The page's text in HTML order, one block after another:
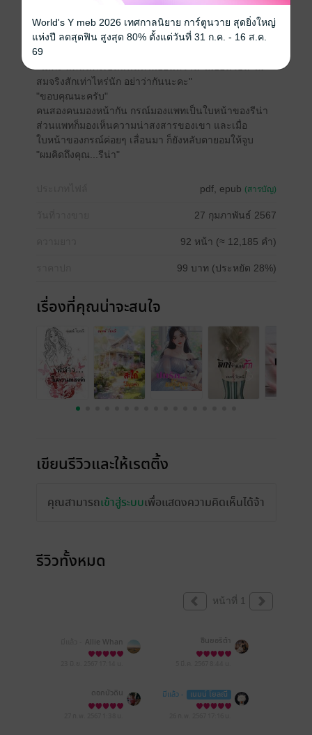
ช่วยผมสักครั้งได้ไหม ผมอยากหลุดพ้นจากความรู้สึกนี้สัก
ที..."
อาจเป็นเพราะน้ำตาที่ไหลออกมา ทำให้ภีรนีย์ต้องมาอ่อน
ไหวตาม เจ็บตามเขาไปด้วย จึงพยักหน้า แบ่งรักแบ่งสู้
สมจริงสักเท่าไหร่นัก อย่าว่ากันนะคะ"
"ขอบคุณนะครับ"
คนสองคนมองหน้ากัน กรณ์มองแพทเป็นใบหน้าของรีน่า
ส่วนแพทก็มองเห็นความน่าสงสารของเขา และเมื่อ
ใบหน้าของกรณ์ค่อยๆ เลื่อนมา ก็ยังหลับตายอมให้จูบ
"ผมคิดถึงคุณ...รีน่า"
pdf, epub (สารบัญ)
27 กุมภาพันธ์ 2567
92 หน้า (≈ 12,185 คำ)
99 บาท (ประหยัด 28%)
เรื่องที่คุณน่าจะสนใจ
เขียนรีวิวและให้เรตติ้ง
คุณสามารถเข้าสู่ระบบเพื่อแสดงความคิดเห็นได้จ้า
รีวิวทั้งหมด
หน้าที่ 1
Allie Whan ซินยอริต้า
ดอกบัวดิน มีแล้ว - เนมน์ โยลณี
World's Y meb 2026 เทศกาลนิยาย การ์ตูนวาย สุดยิ่งใหญ่
แห่งปี ลดสุดฟิน สูงสุด 80% ตั้งแต่วันที่ 31 ก.ค. - 16 ส.ค.
69